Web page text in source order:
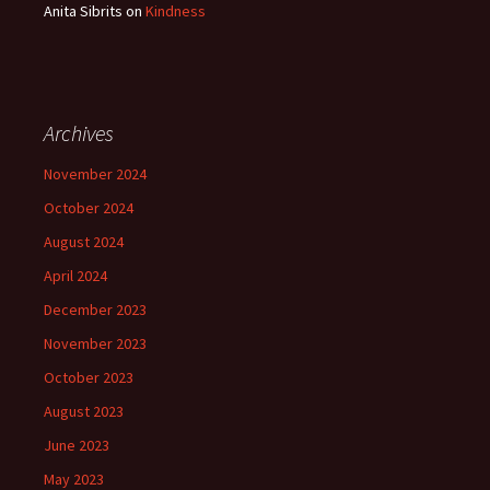
Anita Sibrits on Kindness
Archives
November 2024
October 2024
August 2024
April 2024
December 2023
November 2023
October 2023
August 2023
June 2023
May 2023